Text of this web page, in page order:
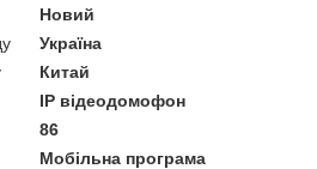
Новий
Україна
Китай
IP відеодомофон
86
Мобільна програма